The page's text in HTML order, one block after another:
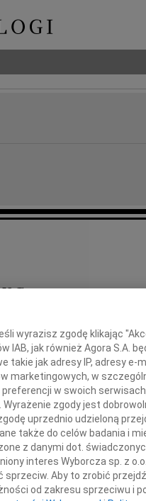
nadziei i radości.
Ci,
swojego życia.
wyrazisz zgodę klikając
IAB, jak również Agora S.A.
takie jak adresy IP, adresy e-
marketingowych, w
w swoich
zgody jest
uprzednio udzieloną
także do celów badania i
z danymi dot.
interes Wyborcza sp. z
Aby to zrobić
od zakresu sprzeciwu i